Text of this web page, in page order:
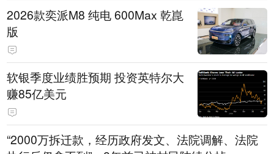
2026款奕派M8 纯电 600Max 乾崑
版
软银季度业绩胜预期 投资英特尔大
赚85亿美元
“2000万拆迁款，经历政府发文、法院调解、法院